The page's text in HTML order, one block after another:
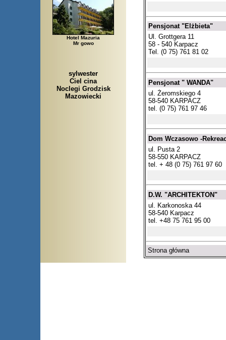
Hotel Mazuria
Mr gowo
sylwester
Ciel cina
Noclegi Grodzisk
Mazowiecki
Pensjonat "Elżbieta"
Ul. Grottgera 11
58 - 540 Karpacz
Tel. (0 75) 761 81 02
Pensjonat " WANDA"
ul. Żeromskiego 4
58-540 KARPACZ
tel. (0 75) 761 97 46
Dom Wczasowo -
ul. Pusta 2
58-550 KARPACZ
tel. + 48 (0 75) 761 97 60
D.W. "ARCHITEKTON"
ul. Karkonoska 44
58-540 Karpacz
tel. +48 75 761 95 00
Strona główna